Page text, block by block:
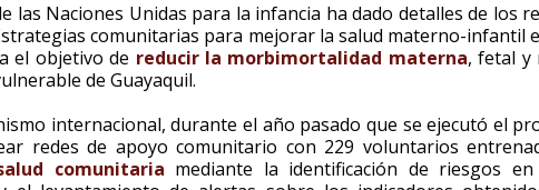
las Naciones Unidas para la infancia ha dado detalles de los
comunitarias para mejorar la salud materno-infantil
el objetivo de reducir la morbimortalidad materna, fetal y
de Guayaquil.
internacional, durante el año pasado que se ejecutó el
redes de apoyo comunitario con 229 voluntarios
comunitaria mediante la identificación de riesgos en